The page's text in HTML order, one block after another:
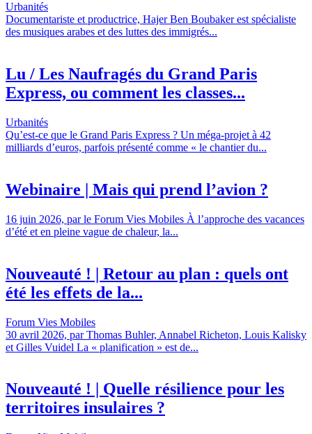
Urbanités
Documentariste et productrice, Hajer Ben Boubaker est spécialiste
des musiques arabes et des luttes des immigrés...
Lu / Les Naufragés du Grand Paris
Express, ou comment les classes...
Urbanités
Qu’est-ce que le Grand Paris Express ? Un méga-projet à 42
milliards d’euros, parfois présenté comme « le chantier du...
Webinaire | Mais qui prend l’avion ?
16 juin 2026, par le Forum Vies Mobiles À l’approche des vacances
d’été et en pleine vague de chaleur, la...
Nouveauté ! | Retour au plan : quels ont
été les effets de la...
Forum Vies Mobiles
30 avril 2026, par Thomas Buhler, Annabel Richeton, Louis Kalisky
et Gilles Vuidel La « planification » est de...
Nouveauté ! | Quelle résilience pour les
territoires insulaires ?